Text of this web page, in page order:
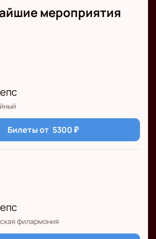
мероприятия
Билеты от 5300₽
филармония